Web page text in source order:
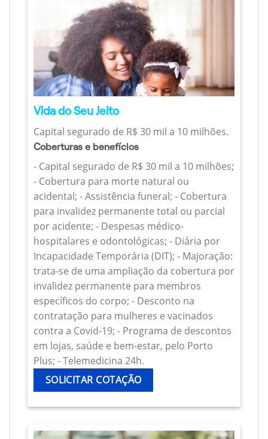
Vida do Seu Jeito
Capital segurado de R$ 30 mil a 10 milhões.
Coberturas e benefícios
- Capital segurado de R$ 30 mil a 10 milhões;
- Cobertura para morte natural ou
acidental; - Assistência funeral; - Cobertura
para invalidez permanente total ou parcial
por acidente; - Despesas médico-
hospitalares e odontológicas; - Diária por
Incapacidade Temporária (DIT); - Majoração:
trata-se de uma ampliação da cobertura por
invalidez permanente para membros
específicos do corpo; - Desconto na
contratação para mulheres e vacinados
contra a Covid-19; - Programa de descontos
em lojas, saúde e bem-estar, pelo Porto
Plus; - Telemedicina 24h.
SOLICITAR COTAÇÃO